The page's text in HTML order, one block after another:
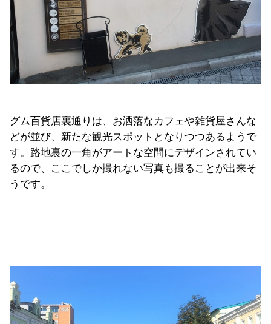
グム百貨店裏通りは、お洒落なカフェや雑貨屋さんな
どが並び、新たな観光スポットとなりつつあるようで
す。路地裏の一角がアートな空間にデザインされてい
るので、ここでしか撮れない写真も撮ることが出来そ
うです。